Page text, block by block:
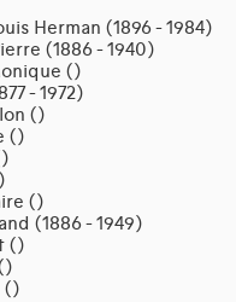
Herman (1896 - 1984)
(1886 - 1940)
()
- 1972)
()
()
()
(1886 - 1949)
()
()